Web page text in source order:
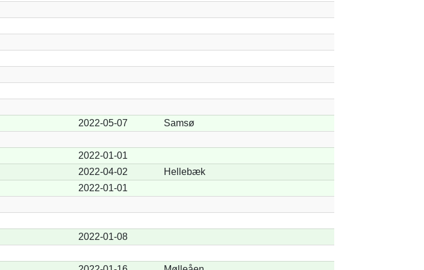
2022-05-07
Samsø
2022-01-01
2022-04-02
Hellebæk
2022-01-01
2022-01-08